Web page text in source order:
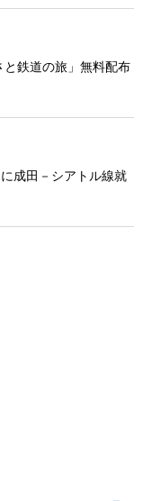
鉄道の旅」無料配布
成田－シアトル線就